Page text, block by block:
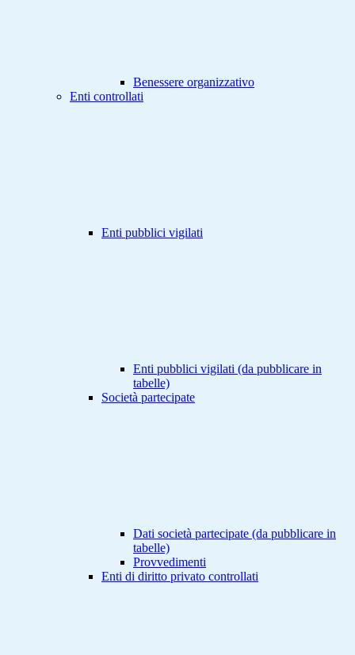
Benessere organizzativo
Enti controllati
Enti pubblici vigilati
Enti pubblici vigilati (da pubblicare in
tabelle)
Società partecipate
Dati società partecipate (da pubblicare in
tabelle)
Provvedimenti
Enti di diritto privato controllati